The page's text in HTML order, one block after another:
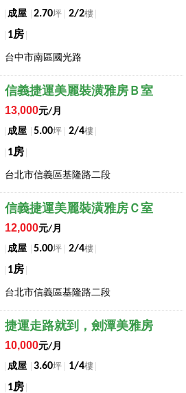
成屋
2.70坪 2/2樓
1房
台中市南區國光路
信義捷運美麗裝潢雅房Ｂ室
13,000元/月
成屋
5.00坪 2/4樓
1房
台北市信義區基隆路二段
信義捷運美麗裝潢雅房Ｃ室
12,000元/月
成屋
5.00坪 2/4樓
1房
台北市信義區基隆路二段
捷運走路就到，劍潭美雅房
10,000元/月
成屋
3.60坪 1/4樓
1房